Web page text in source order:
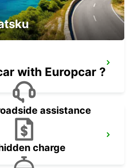
with Europcar ?
assistance
charge